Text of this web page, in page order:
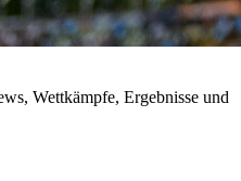
Wettkämpfe, Ergebnisse und